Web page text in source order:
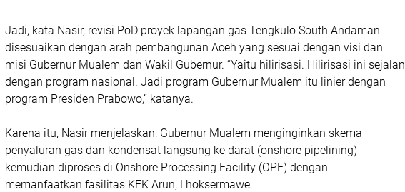
Jadi, kata Nasir, revisi PoD proyek lapangan gas Tengkulo South Andaman
disesuaikan dengan arah pembangunan Aceh yang sesuai dengan visi dan
misi Gubernur Mualem dan Wakil Gubernur. “Yaitu hilirisasi. Hilirisasi ini sejalan
dengan program nasional. Jadi program Gubernur Mualem itu linier dengan
program Presiden Prabowo,” katanya.
Karena itu, Nasir menjelaskan, Gubernur Mualem menginginkan skema
penyaluran gas dan kondensat langsung ke darat (onshore pipelining)
kemudian diproses di Onshore Processing Facility (OPF) dengan
memanfaatkan fasilitas KEK Arun, Lhoksermawe.